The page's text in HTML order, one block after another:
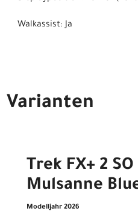
Walkassist: Ja
Varianten
Trek FX+ 2
Mulsanne
Modelljahr 2026